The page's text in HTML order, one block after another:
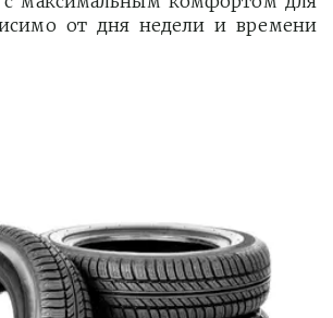
от дня недели и времени